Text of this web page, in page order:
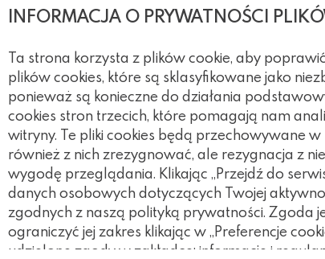
INFORMACJA O PRYWATNOŚCI
Ta strona korzysta z plików cookie, aby
plików cookies, które są sklasyfikowane jako
ponieważ są konieczne do działania
cookies stron trzecich, które pomagają nam
witryny. Te pliki cookies będą przechowywane
również z nich zrezygnować, ale rezygnacja z
wygodę przeglądania. Klikając „Przejdź do
danych osobowych dotyczących Twojej
zgodnych z naszą polityką prywatności. Zgoda
ograniczyć jej zakres klikając w „Preferencje
udzielone zgody w zakładce: informacje i
Pliki do pobrania
Realizacje z
łupanej Muro